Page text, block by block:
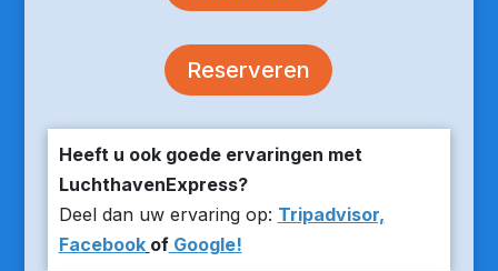
Reserveren
Heeft u ook goede ervaringen met
LuchthavenExpress?
Deel dan uw ervaring op: Tripadvisor,
Facebook ofGoogle!